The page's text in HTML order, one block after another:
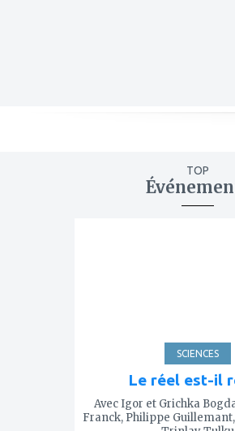
TOP
SCIENCES
Le réel est-il
Avec Igor et Grichka
Franck, Philippe